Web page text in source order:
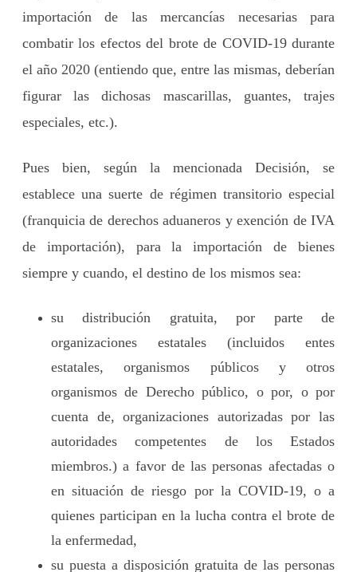
importación de las mercancías necesarias para
combatir los efectos del brote de COVID-19 durante
el año 2020 (entiendo que, entre las mismas, deberían
figurar las dichosas mascarillas, guantes, trajes
especiales, etc.).
Pues bien, según la mencionada Decisión, se
establece una suerte de régimen transitorio especial
(franquicia de derechos aduaneros y exención de IVA
de importación), para la importación de bienes
siempre y cuando, el destino de los mismos sea:
su distribución gratuita, por parte de
organizaciones estatales (incluidos entes
estatales, organismos públicos y otros
organismos de Derecho público, o por, o por
cuenta de, organizaciones autorizadas por las
autoridades competentes de los Estados
miembros.) a favor de las personas afectadas o
en situación de riesgo por la COVID-19, o a
quienes participan en la lucha contra el brote de
la enfermedad,
su puesta a disposición gratuita de las personas